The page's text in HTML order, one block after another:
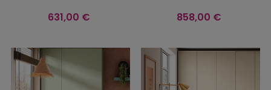
Precio
631,00 € Precio
858,00 €